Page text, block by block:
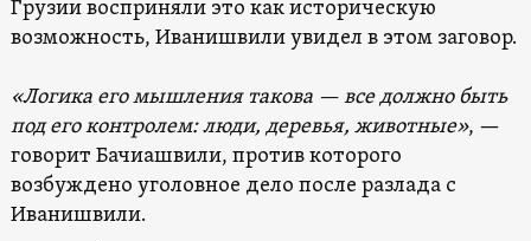
Грузии восприняли это как историческую
возможность, Иванишвили увидел в этом заговор.
«Логика его мышления такова — все должно быть
под его контролем: люди, деревья, животные», —
говорит Бачиашвили, против которого
возбуждено уголовное дело после разлада с
Иванишвили.